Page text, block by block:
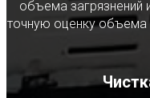
объема загрязнений
точную оценку объема